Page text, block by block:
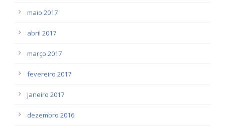
maio 2017
abril 2017
março 2017
fevereiro 2017
janeiro 2017
dezembro 2016